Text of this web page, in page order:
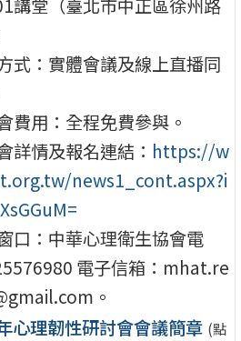
講堂（臺北市中正區徐州路
式：實體會議及線上直播同
費用：全程免費參與。
詳情及報名連結： https://w
news1_cont.aspx?i
口：中華心理衛生協會電
電子信箱：mhat.re
。
心理韌性研討會會議簡章 (點